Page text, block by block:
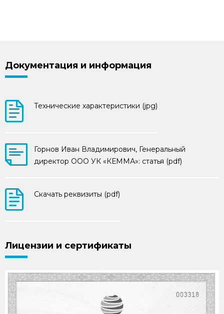
Документация и информация
Технические характеристики (jpg)
Горнов Иван Владимирович, Генеральный
директор ООО УК «КЕММА»: статья (pdf)
Скачать реквизиты (pdf)
Лицензии и сертификаты